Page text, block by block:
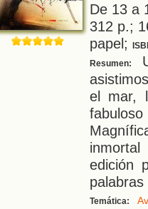
De 13 a
312 p.;
papel;
Resumen:
el mar,
edición
Temática: